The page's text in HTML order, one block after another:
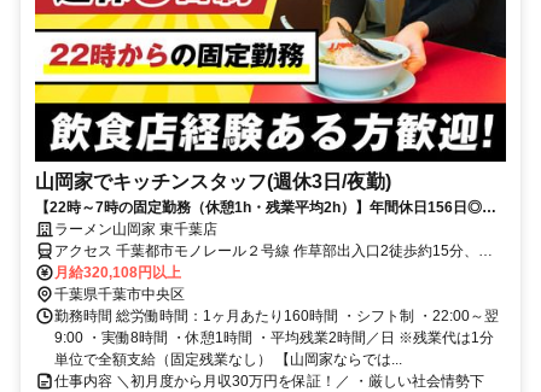
山岡家でキッチンスタッフ(週休3日/夜勤)
【22時～7時の固定勤務（休憩1h・残業平均2h）】年間休日156日◎初
月から月収32万円！
ラーメン山岡家 東千葉店
アクセス 千葉都市モノレール２号線 作草部出入口2徒歩約15分、Ｊ
Ｒ総武本線 東千葉北口徒歩約18分、千葉都市モノレール２号線 千葉
公園出入口1徒歩約19分
月給320,108円以上
千葉県千葉市中央区
勤務時間 総労働時間：1ヶ月あたり160時間 ・シフト制 ・22:00～翌
9:00 ・実働8時間 ・休憩1時間 ・平均残業2時間／日 ※残業代は1分
単位で全額支給（固定残業なし） 【山岡家ならでは...
仕事内容 ＼初月度から月収30万円を保証！／ ・厳しい社会情勢下